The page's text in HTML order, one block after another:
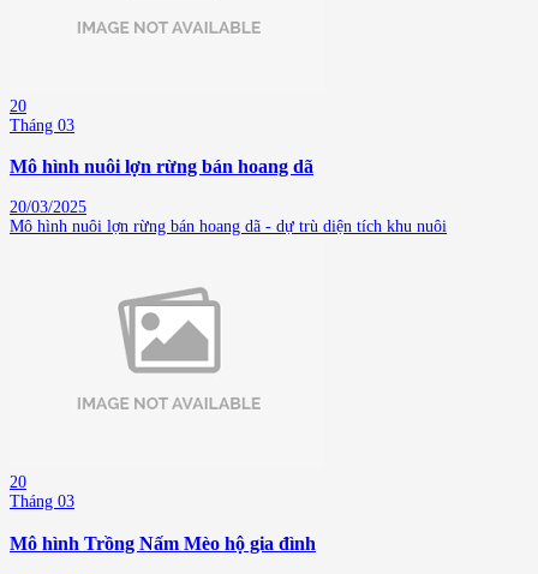
20
Tháng 03
Mô hình nuôi lợn rừng bán hoang dã
20/03/2025
Mô hình nuôi lợn rừng bán hoang dã - dự trù diện tích khu nuôi
20
Tháng 03
Mô hình Trồng Nấm Mèo hộ gia đình